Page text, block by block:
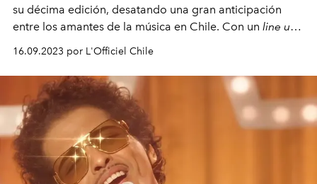
su décima edición, desatando una gran anticipación
entre los amantes de la música en Chile. Con un line up
—así como a una ecléctica selección de artistas—, este
año promete ser inolvidable y dejar huella en la historia
musical del país.
16.09.2023 por L'Officiel Chile